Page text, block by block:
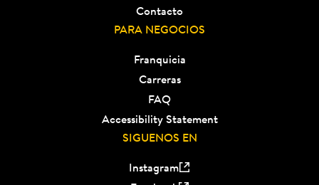
Contacto
PARA NEGOCIOS
Franquicia
Carreras
FAQ
Accessibility Statement
SIGUENOS EN
Instagram